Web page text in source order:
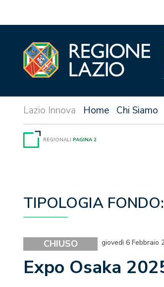
Home Chi Siamo
REGIONALI PAGINA 2
TIPOLOGIA FONDO:
CHIUSO giovedì 6 Febbraio
Expo Osaka